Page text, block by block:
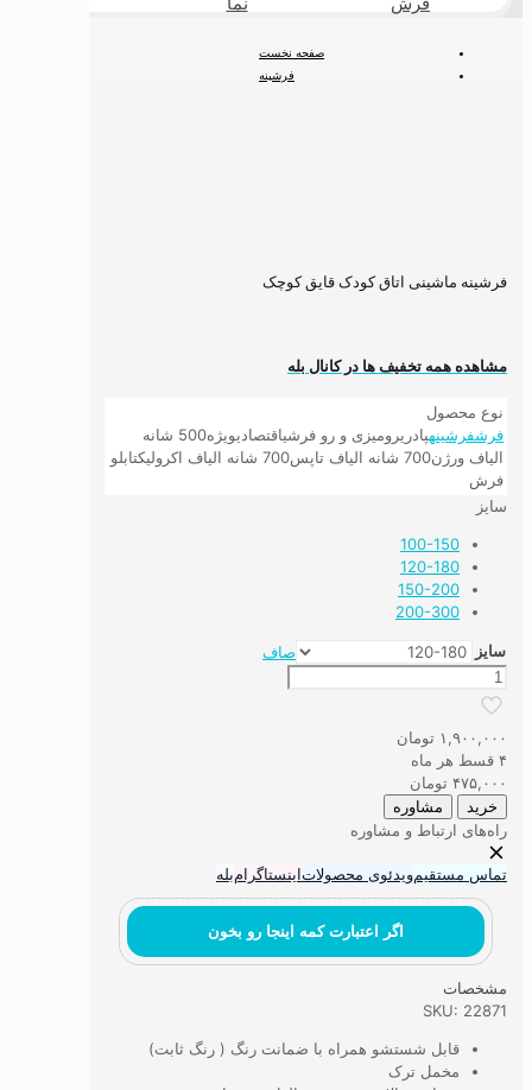
صفحه نخست
فرشینه
فرشینه ماشینی اتاق کودک قایق کوچک
مشاهده همه تخفیف ها در کانال بله
نوع محصول
فرشفرشینهپادریرومیزی و رو فرشیاقتصادیویژه
500 شانه
الیاف ورژن700 شانه الیاف تاپس 700 شانه الیاف اکرولیک
تابلو
فرش
سایز
100-150
120-180
150-200
200-300
سایز
صاف
فرشینه
ماشینی
اتاق
کودک
قایق
کوچک
عدد
۱,۹۰۰,۰۰۰ تومان
۴ قسط هر ماه
۴۷۵,۰۰۰ تومان
خرید مشاوره
راه‌های ارتباط و مشاوره
تماس مستقیمویدئوی محصولاتاینستاگرامبله
اگر اعتبارت کمه اینجا رو بخون
مشخصات
SKU: 22871
قابل شستشو همراه با ضمانت رنگ ( رنگ ثابت)
مخمل ترک